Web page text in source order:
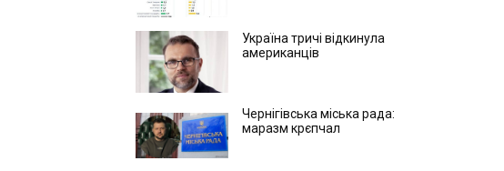
Україна тричі відкинула
американців
Чернігівська міська рада:
маразм крєпчал